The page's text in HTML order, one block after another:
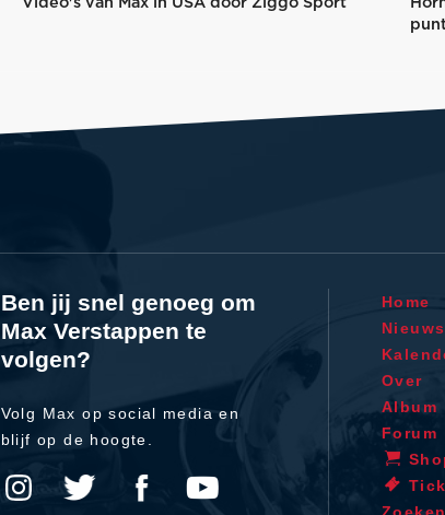
Ben jij snel genoeg om
Max Verstappen te
volgen?
Volg Max op social media en
blijf op de hoogte.
Home
Nieuws
Over
Album
Forum